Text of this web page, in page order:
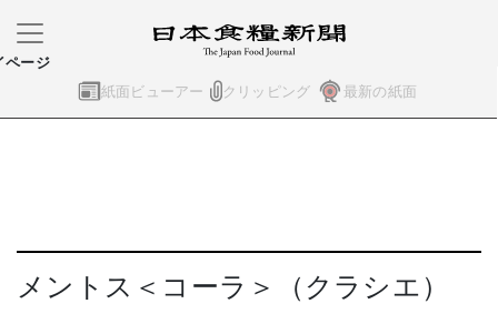
紙面ビューアー クリッピング 最新の紙面
ページ
メントス＜コーラ＞（クラシエ）